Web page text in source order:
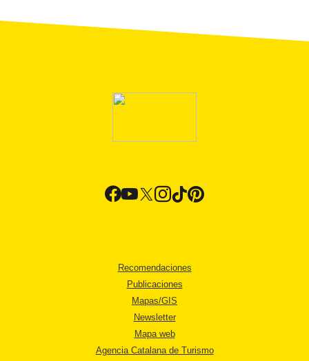
Recomendaciones
Publicaciones
Mapas/GIS
Newsletter
Mapa web
Agencia Catalana de Turismo